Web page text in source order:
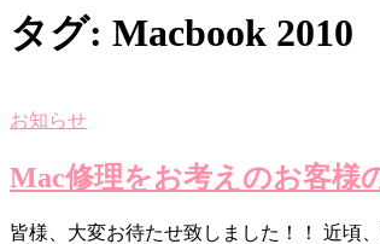
タグ: Macbook 2010
お知らせ
Mac修理をお考えのお客様
皆様、大変お待たせ致しました！！ 近頃